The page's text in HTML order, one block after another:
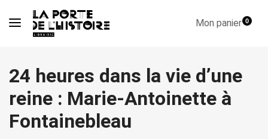
Mon panier0
24 heures dans la vie d’une
reine : Marie-Antoinette à
Fontainebleau